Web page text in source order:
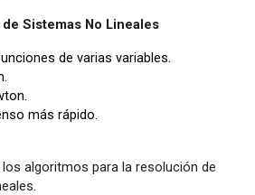
Sistemas No Lineales
de varias variables.
más rápido.
algoritmos para la resolución de